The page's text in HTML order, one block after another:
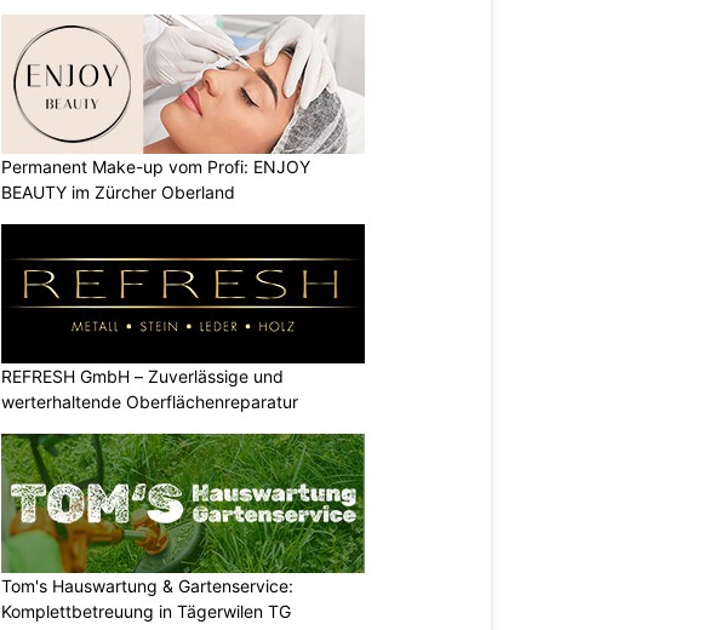
Permanent Make-up vom Profi: ENJOY
BEAUTY im Zürcher Oberland
REFRESH GmbH – Zuverlässige und
werterhaltende Oberflächenreparatur
Tom's Hauswartung & Gartenservice:
Komplettbetreuung in Tägerwilen TG